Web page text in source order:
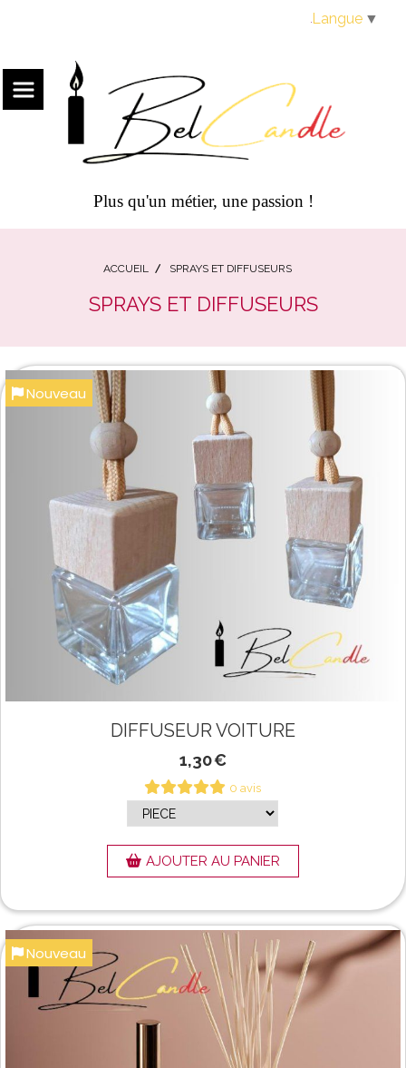
Plus qu'un métier, une passion !
ACCUEIL SPRAYS ET DIFFUSEURS
SPRAYS ET DIFFUSEURS
Nouveau
DIFFUSEUR VOITURE
1,30€
0 avis
AJOUTER AU PANIER
Nouveau
Langue ▼